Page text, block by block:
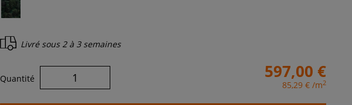
Livré sous 2 à 3 semaines
Quantité 597,00 €
85,29 € /m2